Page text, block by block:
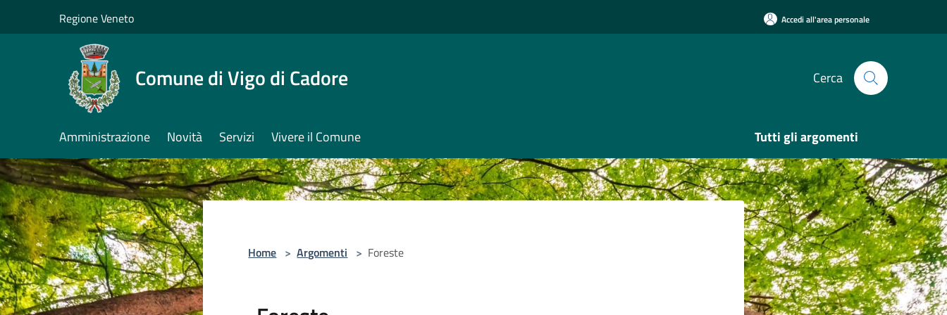
Regione Veneto Accedi all'area personale
Comune di Vigo di Cadore Cerca
Amministrazione Novità Servizi Vivere il Comune Tutti gli argomenti
Home > Argomenti > Foreste